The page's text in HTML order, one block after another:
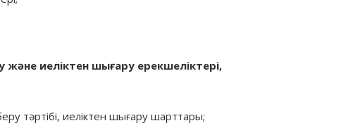
және иеліктен шығару ерекшеліктері,
тәртібі, иеліктен шығару шарттары;